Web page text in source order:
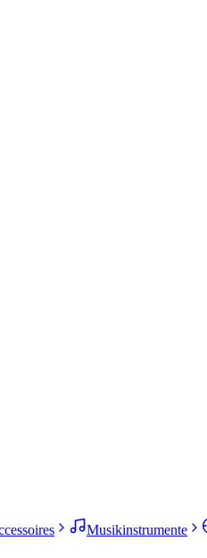
Musikinstrumente